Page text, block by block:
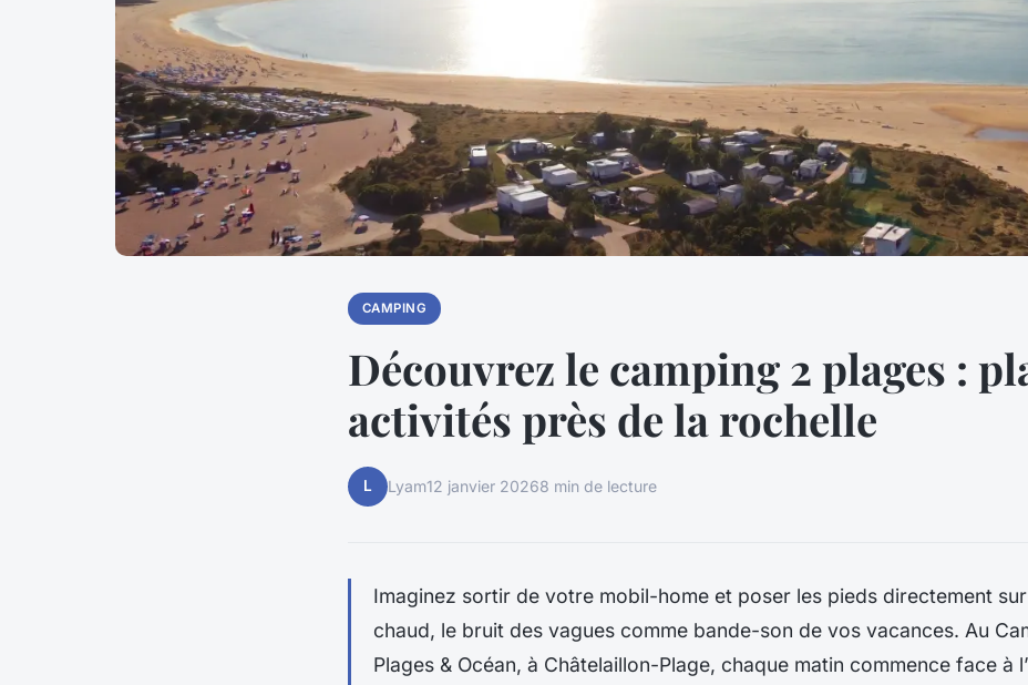
CAMPING
Découvrez le camping 2 plages :
activités près de la rochelle
L Lyam12 janvier 20268 min de lecture
Imaginez sortir de votre mobil-home et poser les pieds directement
chaud, le bruit des vagues comme bande-son de vos vacances. Au
Plages & Océan, à Châtelaillon-Plage, chaque matin commence face à